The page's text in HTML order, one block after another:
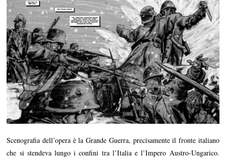
Scenografia dell’opera è la Grande Guerra, precisamente il fronte italiano
che si stendeva lungo i confini tra l’Italia e l’Impero Austro-Ungarico.